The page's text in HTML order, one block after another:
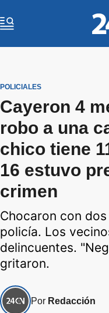
POLICIALES
Cayeron 4
robo a una
chico tiene
16 estuvo
crimen
Chocaron con
policía. Los
delincuentes.
gritaron.
Por Redacción